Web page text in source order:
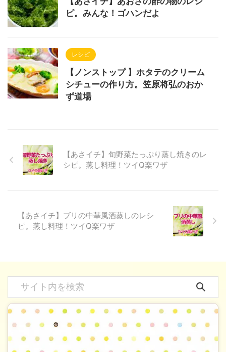
ピ。みんな！ゴハンだよ
レシピ
【ノンストップ 】ホタテのクリーム
シチューの作り方。笠原将弘のおか
ず道場
【あさイチ】旬野菜たっぷり蒸し焼きのレ
シピ。蒸し料理！ツイQ楽ワザ
【あさイチ】ブリの中華風酒蒸しのレシ
ピ。蒸し料理！ツイQ楽ワザ